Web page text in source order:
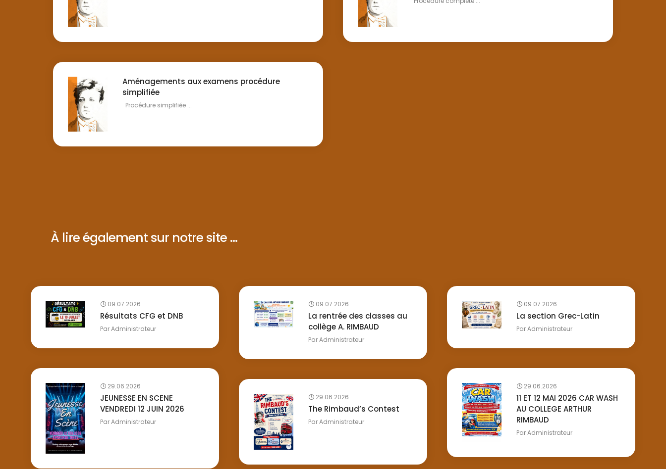
Aménagements aux examens procédure
simplifiée
Procédure simplifiée ...
À lire également sur notre site ...
09.07.2026
Résultats CFG et DNB
ParAdministrateur
09.07.2026
La rentrée des classes au
collège A. RIMBAUD
ParAdministrateur
09.07.2026
La section Grec-Latin
ParAdministrateur
29.06.2026
JEUNESSE EN SCENE
VENDREDI 12 JUIN 2026
ParAdministrateur
29.06.2026
11 ET 12 MAI 2026 CAR WASH
AU COLLEGE ARTHUR
RIMBAUD
ParAdministrateur
29.06.2026
The Rimbaud’s Contest
ParAdministrateur